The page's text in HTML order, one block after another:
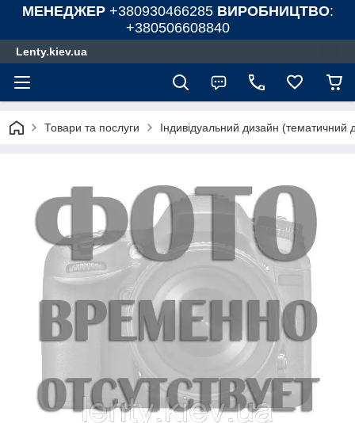
МЕНЕДЖЕР +380930466285 ВИРОБНИЦТВО:
+380506608840
Lenty.kiev.ua
Товари та послуги Індивідуальний дизайн (тематичний